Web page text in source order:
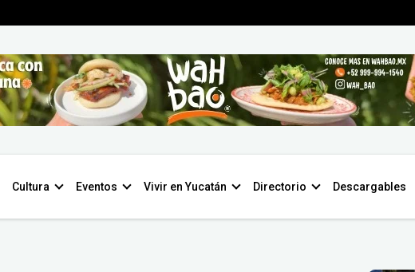
Cultura Eventos Vivir en Yucatán Directorio Descargables